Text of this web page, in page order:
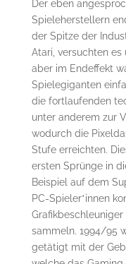
Der eben
Spieleherstellern
der Spitze der
Atari, versuchten
aber im Endeffekt
Spielegiganten
die fortlaufenden
unter anderem zur
wodurch die
Stufe erreichten.
ersten Sprünge in
Beispiel auf dem
PC-Spieler*innen
sammeln. 1994/95
getätigt mit der